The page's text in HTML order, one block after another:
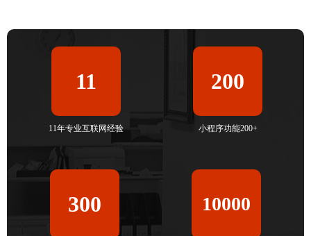
11
11年专业互联网经验
200
小程序功能200+
300 10000